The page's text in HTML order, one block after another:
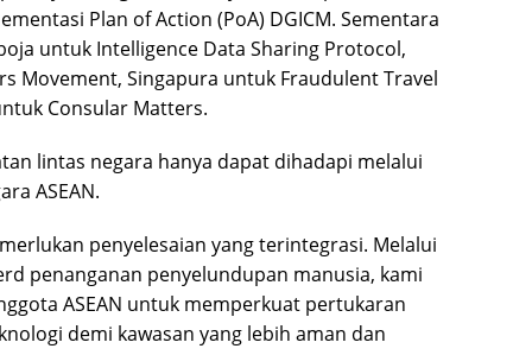
Plan of Action (PoA) DGICM. Sementara
untuk Intelligence Data Sharing Protocol,
Movement, Singapura untuk Fraudulent Travel
Consular Matters.
lintas negara hanya dapat dihadapi melalui
ASEAN.
penyelesaian yang terintegrasi. Melalui
penanganan penyelundupan manusia, kami
ASEAN untuk memperkuat pertukaran
demi kawasan yang lebih aman dan